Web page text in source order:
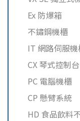
Ex 防爆箱
不鏽鋼機櫃
IT 網路伺服
CX 琴式控制台
PC 電腦機櫃
CP 懸臂系統
HD 食品飲料